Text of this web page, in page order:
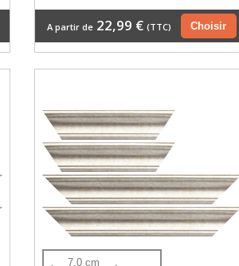
Choisir
A partir de22,99 € (TTC)
7.0 cm